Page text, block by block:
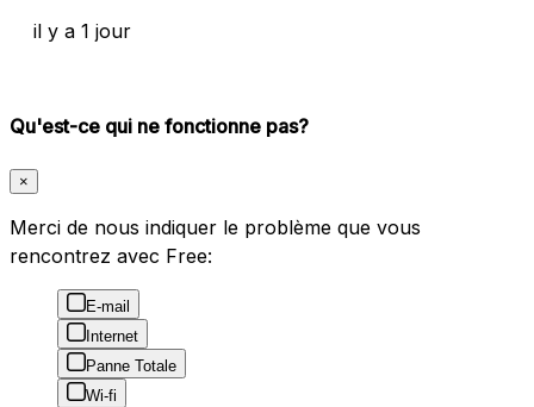
il y a 1 jour
Qu'est-ce qui ne fonctionne pas?
×
Merci de nous indiquer le problème que vous
rencontrez avec Free:
E-mail
Internet
Panne Totale
Wi-fi